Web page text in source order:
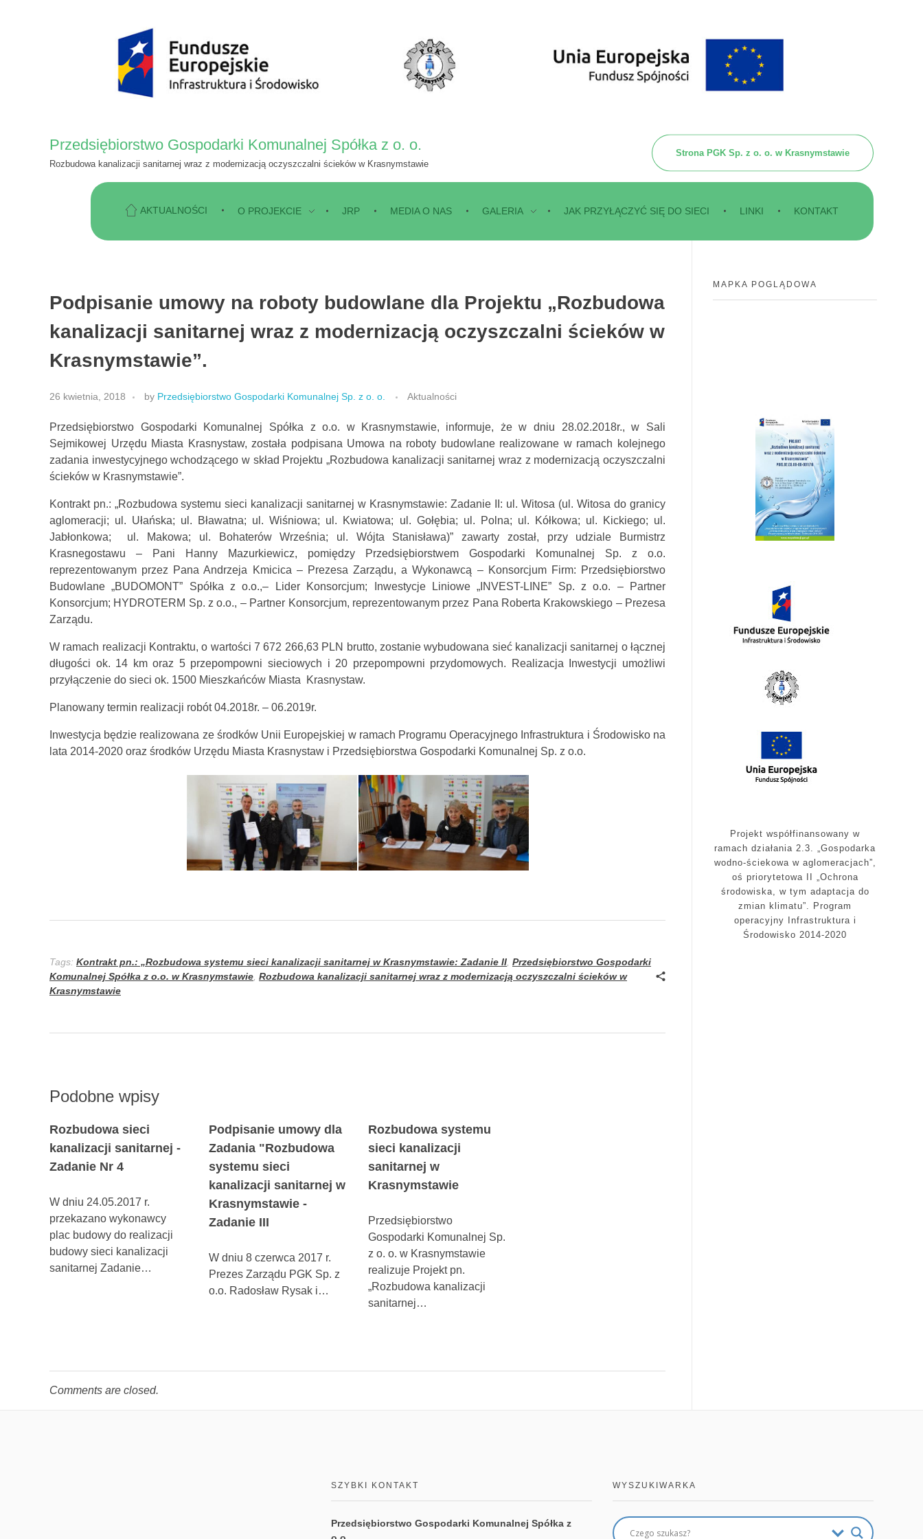
Przedsiębiorstwo Gospodarki Komunalnej Spółka z o. o.
Rozbudowa kanalizacji sanitarnej wraz z modernizacją oczyszczalni ścieków w Krasnymstawie
Strona PGK Sp. z o. o. w Krasnymstawie
AKTUALNOŚCI O PROJEKCIE JRP MEDIA O NAS GALERIA JAK PRZYŁĄCZYĆ SIĘ DO SIECI LINKI KONTAKT
Podpisanie umowy na roboty budowlane dla Projektu „Rozbudowa
kanalizacji sanitarnej wraz z modernizacją oczyszczalni ścieków w
Krasnymstawie”.
26 kwietnia, 2018 by Przedsiębiorstwo Gospodarki Komunalnej Sp. z o. o. Aktualności
Przedsiębiorstwo Gospodarki Komunalnej Spółka z o.o. w Krasnymstawie, informuje, że w dniu 28.02.2018r., w Sali
Sejmikowej Urzędu Miasta Krasnystaw, została podpisana Umowa na roboty budowlane realizowane w ramach kolejnego
zadania inwestycyjnego wchodzącego w skład Projektu „Rozbudowa kanalizacji sanitarnej wraz z modernizacją oczyszczalni
ścieków w Krasnymstawie”.
Kontrakt pn.: „Rozbudowa systemu sieci kanalizacji sanitarnej w Krasnymstawie: Zadanie II: ul. Witosa (ul. Witosa do granicy
aglomeracji; ul. Ułańska; ul. Bławatna; ul. Wiśniowa; ul. Kwiatowa; ul. Gołębia; ul. Polna; ul. Kółkowa; ul. Kickiego; ul.
Jabłonkowa; ul. Makowa; ul. Bohaterów Września; ul. Wójta Stanisława)” zawarty został, przy udziale Burmistrz
Krasnegostawu – Pani Hanny Mazurkiewicz, pomiędzy Przedsiębiorstwem Gospodarki Komunalnej Sp. z o.o.
reprezentowanym przez Pana Andrzeja Kmicica – Prezesa Zarządu, a Wykonawcą – Konsorcjum Firm: Przedsiębiorstwo
Budowlane „BUDOMONT” Spółka z o.o.,– Lider Konsorcjum; Inwestycje Liniowe „INVEST-LINE” Sp. z o.o. – Partner
Konsorcjum; HYDROTERM Sp. z o.o., – Partner Konsorcjum, reprezentowanym przez Pana Roberta Krakowskiego – Prezesa
Zarządu.
W ramach realizacji Kontraktu, o wartości 7 672 266,63 PLN brutto, zostanie wybudowana sieć kanalizacji sanitarnej o łącznej
długości ok. 14 km oraz 5 przepompowni sieciowych i 20 przepompowni przydomowych. Realizacja Inwestycji umożliwi
przyłączenie do sieci ok. 1500 Mieszkańców Miasta Krasnystaw.
Planowany termin realizacji robót 04.2018r. – 06.2019r.
Inwestycja będzie realizowana ze środków Unii Europejskiej w ramach Programu Operacyjnego Infrastruktura i Środowisko na
lata 2014-2020 oraz środków Urzędu Miasta Krasnystaw i Przedsiębiorstwa Gospodarki Komunalnej Sp. z o.o.
Tags: Kontrakt pn.: „Rozbudowa systemu sieci kanalizacji sanitarnej w Krasnymstawie: Zadanie II Przedsiębiorstwo Gospodarki
Komunalnej Spółka z o.o. w Krasnymstawie Rozbudowa kanalizacji sanitarnej wraz z modernizacją oczyszczalni ścieków w
Krasnymstawie
Podobne wpisy
Rozbudowa sieci
kanalizacji sanitarnej -
Zadanie Nr 4
W dniu 24.05.2017 r.
przekazano wykonawcy
plac budowy do realizacji
budowy sieci kanalizacji
sanitarnej Zadanie…
Podpisanie umowy dla
Zadania "Rozbudowa
systemu sieci
kanalizacji sanitarnej w
Krasnymstawie -
Zadanie III
W dniu 8 czerwca 2017 r.
Prezes Zarządu PGK Sp. z
o.o. Radosław Rysak i…
Rozbudowa systemu
sieci kanalizacji
sanitarnej w
Krasnymstawie
Przedsiębiorstwo
Gospodarki Komunalnej Sp.
z o. o. w Krasnymstawie
realizuje Projekt pn.
„Rozbudowa kanalizacji
sanitarnej…
Comments are closed.
MAPKA POGLĄDOWA
Projekt współfinansowany w
ramach działania 2.3. „Gospodarka
wodno-ściekowa w aglomeracjach”,
oś priorytetowa II „Ochrona
środowiska, w tym adaptacja do
zmian klimatu”. Program
operacyjny Infrastruktura i
Środowisko 2014-2020
SZYBKI KONTAKT
Przedsiębiorstwo Gospodarki Komunalnej Spółka z
WYSZUKIWARKA